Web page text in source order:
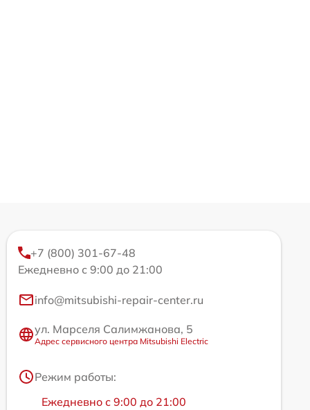
+7 (800) 301-67-48
Ежедневно с 9:00 до 21:00
info@mitsubishi-repair-center.ru
ул. Марселя Салимжанова, 5
Адрес сервисного центра Mitsubishi Electric
Режим работы:
Ежедневно с 9:00 до 21:00